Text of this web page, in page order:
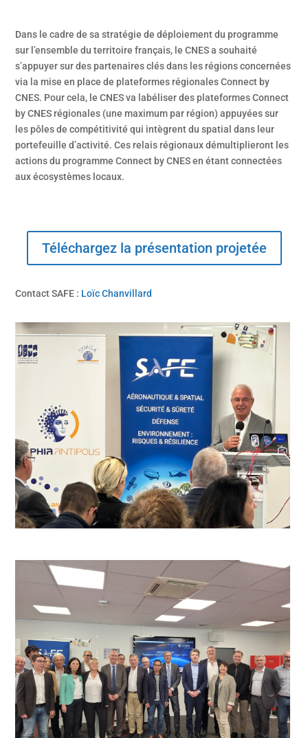
Dans le cadre de sa stratégie de déploiement du programme
sur l’ensemble du territoire français, le CNES a souhaité
s’appuyer sur des partenaires clés dans les régions concernées
via la mise en place de plateformes régionales Connect by
CNES. Pour cela, le CNES va labéliser des plateformes Connect
by CNES régionales (une maximum par région) appuyées sur
les pôles de compétitivité qui intègrent du spatial dans leur
portefeuille d’activité. Ces relais régionaux démultiplieront les
actions du programme Connect by CNES en étant connectées
aux écosystèmes locaux.
Téléchargez la présentation projetée
Contact SAFE : Loïc Chanvillard